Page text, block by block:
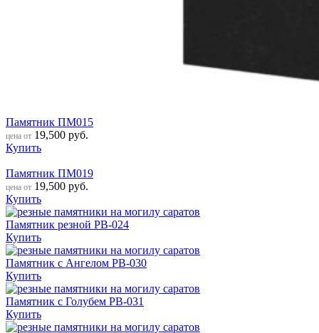
Памятник ПМ015
цена от 19,500 руб.
Купить
Памятник ПМ019
цена от 19,500 руб.
Купить
Памятник резной РВ-024
Купить
Памятник с Ангелом РВ-030
Купить
Памятник с Голубем РВ-031
Купить